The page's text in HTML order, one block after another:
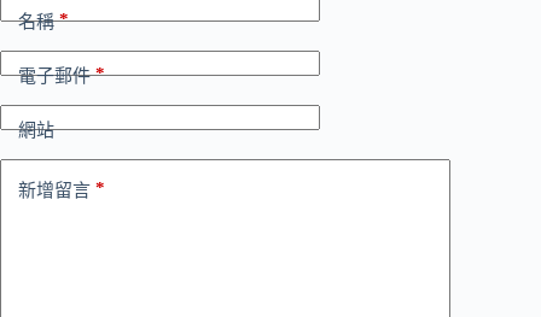
名稱*
電子郵件*
網站
新增留言 *